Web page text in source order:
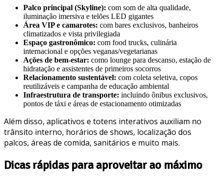
Palco principal (Skyline): com som de alta qualidade,
iluminação imersiva e telões LED gigantes
Área VIP e camarotes: com bares exclusivos, banheiros
climatizados e vista privilegiada
Espaço gastronômico: com food trucks, culinária
internacional e opções veganas/vegetarianas
Ações de bem-estar: como lounge para descanso, estação de
hidratação e assistentes de primeiros socorros
Relacionamento sustentável: com coleta seletiva, copos
reutilizáveis e campanha de educação ambiental
Infraestrutura de transporte: incluindo ônibus exclusivos,
pontos de táxi e áreas de estacionamento otimizadas
Além disso, aplicativos e totens interativos auxiliam no
trânsito interno, horários de shows, localização dos
palcos, áreas de comida, sanitários e muito mais.
Dicas rápidas para aproveitar ao máximo